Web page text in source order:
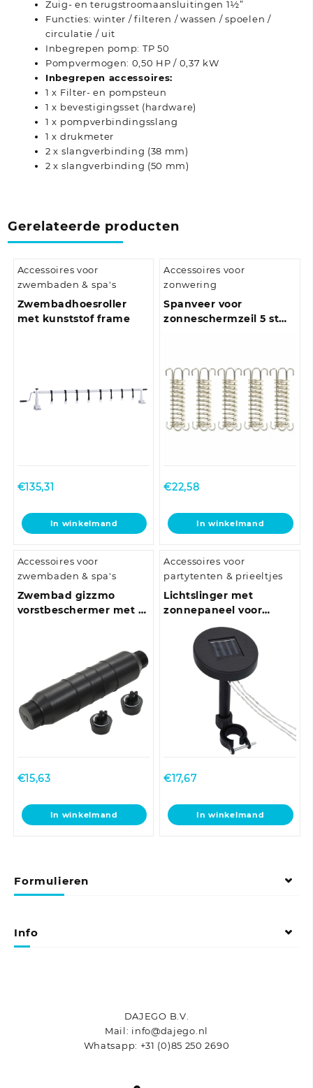
Zuig- en terugstroomaansluitingen 1½”
Functies: winter / filteren / wassen / spoelen /
circulatie / uit
Inbegrepen pomp: TP 50
Pompvermogen: 0,50 HP / 0,37 kW
Inbegrepen accessoires:
1 x Filter- en pompsteun
1 x bevestigingsset (hardware)
1 x pompverbindingsslang
1 x drukmeter
2 x slangverbinding (38 mm)
2 x slangverbinding (50 mm)
Gerelateerde producten
Accessoires voor
zwembaden & spa's
Zwembadhoesroller
met kunststof frame
€135,31
In winkelmand
Accessoires voor
zonwering
Spanveer voor
zonneschermzeil 5 st
€22,58
In winkelmand
Accessoires voor
zwembaden & spa's
Zwembad gizzmo
vorstbeschermer met 2
€15,63
In winkelmand
Accessoires voor
partytenten & prieeltjes
Lichtslinger met
zonnepaneel voor
prieel LED
€17,67
In winkelmand
Formulieren
Info
DAJEGO B.V.
Mail: info@dajego.nl
Whatsapp: +31 (0)85 250 2690